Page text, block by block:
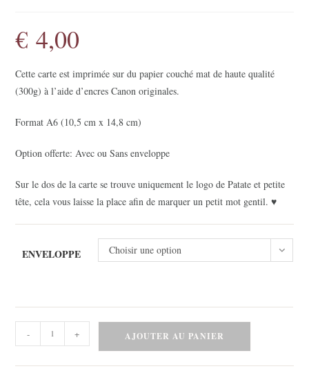
€ 4,00
Cette carte est imprimée sur du papier couché mat de haute qualité
(300g) à l’aide d’encres Canon originales.
Format A6 (10,5 cm x 14,8 cm)
Option offerte: Avec ou Sans enveloppe
Sur le dos de la carte se trouve uniquement le logo de Patate et petite
tête, cela vous laisse la place afin de marquer un petit mot gentil. ♥
ENVELOPPE Choisir une option
de
Carte
- + AJOUTER AU PANIER